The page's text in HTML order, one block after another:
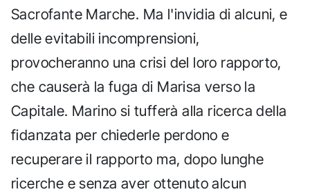
Sacrofante Marche. Ma l'invidia di alcuni, e
delle evitabili incomprensioni,
provocheranno una crisi del loro rapporto,
che causerà la fuga di Marisa verso la
Capitale. Marino si tufferà alla ricerca della
fidanzata per chiederle perdono e
recuperare il rapporto ma, dopo lunghe
ricerche e senza aver ottenuto alcun